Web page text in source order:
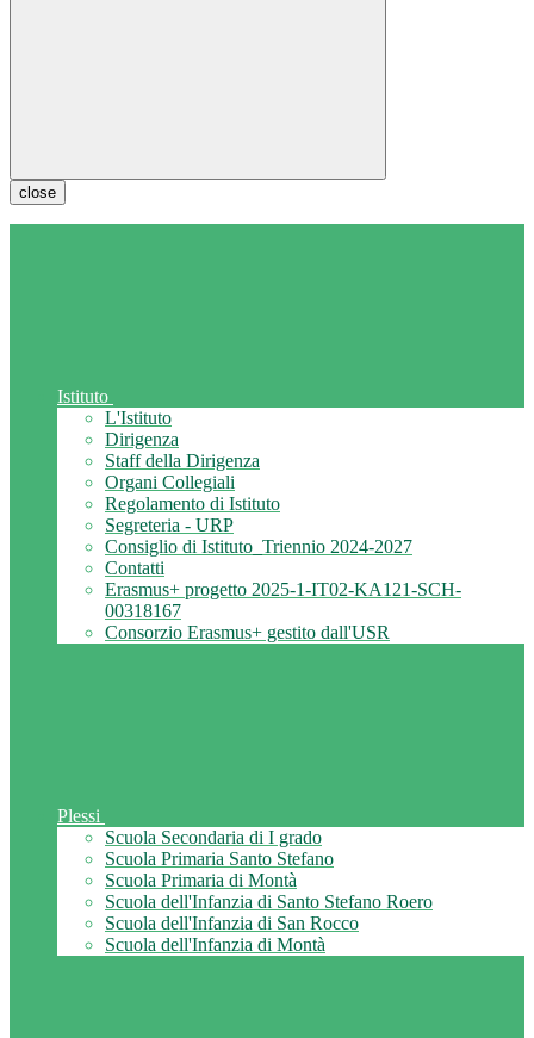
close
Istituto
L'Istituto
Dirigenza
Staff della Dirigenza
Organi Collegiali
Regolamento di Istituto
Segreteria - URP
Consiglio di Istituto_Triennio 2024-2027
Contatti
Erasmus+ progetto 2025-1-IT02-KA121-SCH-
00318167
Consorzio Erasmus+ gestito dall'USR
Plessi
Scuola Secondaria di I grado
Scuola Primaria Santo Stefano
Scuola Primaria di Montà
Scuola dell'Infanzia di Santo Stefano Roero
Scuola dell'Infanzia di San Rocco
Scuola dell'Infanzia di Montà